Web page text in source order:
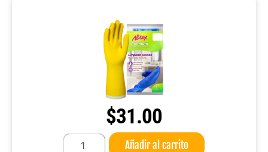
$31.00
Guante
Añadir al carrito